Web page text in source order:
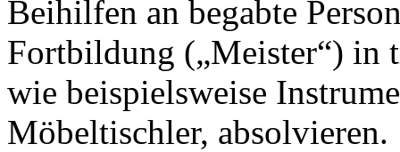
Beihilfen an begabte
Fortbildung („Meister“) in
wie beispielsweise
Möbeltischler, absolvieren.